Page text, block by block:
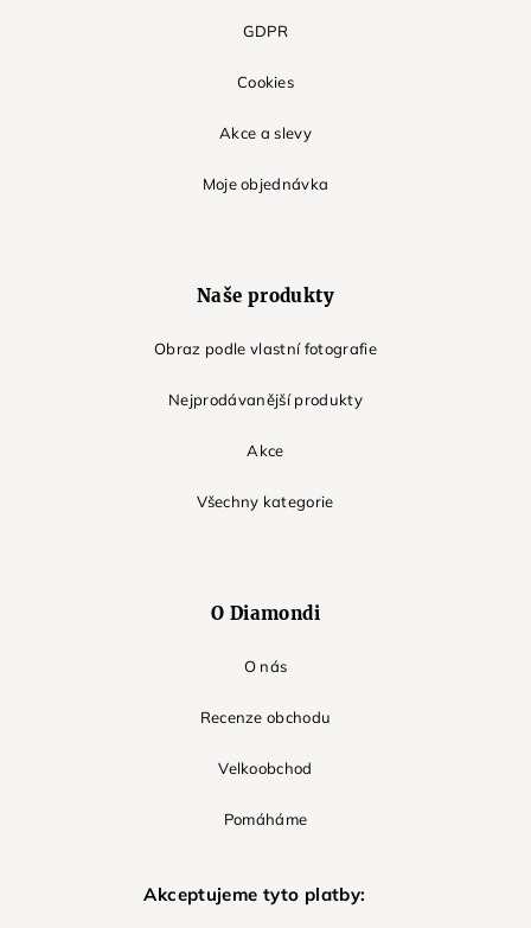
GDPR
Cookies
Akce a slevy
Moje objednávka
Naše produkty
Obraz podle vlastní fotografie
Nejprodávanější produkty
Akce
Všechny kategorie
O Diamondi
O nás
Recenze obchodu
Velkoobchod
Pomáháme
Akceptujeme tyto platby: